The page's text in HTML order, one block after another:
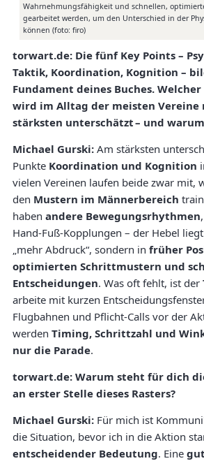
Wahrnehmungsfähigkeit und schnellen,
gearbeitet werden, um den Unterschied in der
können (foto: firo)
torwart.de: Die fünf Key Points –
Taktik, Koordination, Kognition –
Fundament deines Buches.
wird im Alltag der meisten Vereine
stärksten unterschätzt – und
Michael Gurski: Am stärksten
Punkte Koordination und Kognition
vielen Vereinen laufen beide zwar mit,
den Mustern im Männerbereich
haben andere Bewegungsrhythmen
Hand-Fuß-Kopplungen – der Hebel
„mehr Abdruck“, sondern in früher
optimierten Schrittmustern und
Entscheidungen. Was oft fehlt, ist der
arbeite mit kurzen
Flugbahnen und Pflicht-Calls vor der
werden Timing, Schrittzahl und
nur die Parade.
torwart.de: Warum steht für dich
an erster Stelle dieses Rasters?
Michael Gurski: Für mich ist
die Situation, bevor ich in die Aktion
entscheidender Bedeutung. Eine